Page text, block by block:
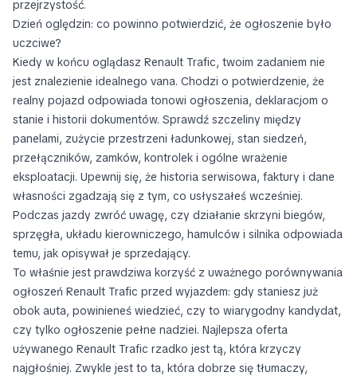
przejrzystość.
Dzień oględzin: co powinno potwierdzić, że ogłoszenie było
uczciwe?
Kiedy w końcu oglądasz Renault Trafic, twoim zadaniem nie
jest znalezienie idealnego vana. Chodzi o potwierdzenie, że
realny pojazd odpowiada tonowi ogłoszenia, deklaracjom o
stanie i historii dokumentów. Sprawdź szczeliny między
panelami, zużycie przestrzeni ładunkowej, stan siedzeń,
przełączników, zamków, kontrolek i ogólne wrażenie
eksploatacji. Upewnij się, że historia serwisowa, faktury i dane
własności zgadzają się z tym, co usłyszałeś wcześniej.
Podczas jazdy zwróć uwagę, czy działanie skrzyni biegów,
sprzęgła, układu kierowniczego, hamulców i silnika odpowiada
temu, jak opisywał je sprzedający.
To właśnie jest prawdziwa korzyść z uważnego porównywania
ogłoszeń Renault Trafic przed wyjazdem: gdy staniesz już
obok auta, powinieneś wiedzieć, czy to wiarygodny kandydat,
czy tylko ogłoszenie pełne nadziei. Najlepsza oferta
używanego Renault Trafic rzadko jest tą, która krzyczy
najgłośniej. Zwykle jest to ta, która dobrze się tłumaczy,